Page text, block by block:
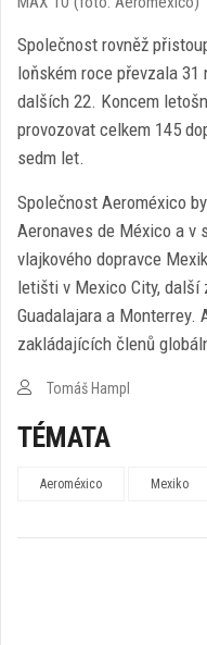
Společnost rovněž
loňském roce převzala
dalších 22. Koncem
provozovat celkem 145
sedm let.
Společnost Aeroméxico
Aeronaves de México a v
vlajkového dopravce
letišti v Mexico City, další
Guadalajara a Monterrey.
zakládajících členů
Tomáš Hampl
TÉMATA
Aeroméxico Mexiko